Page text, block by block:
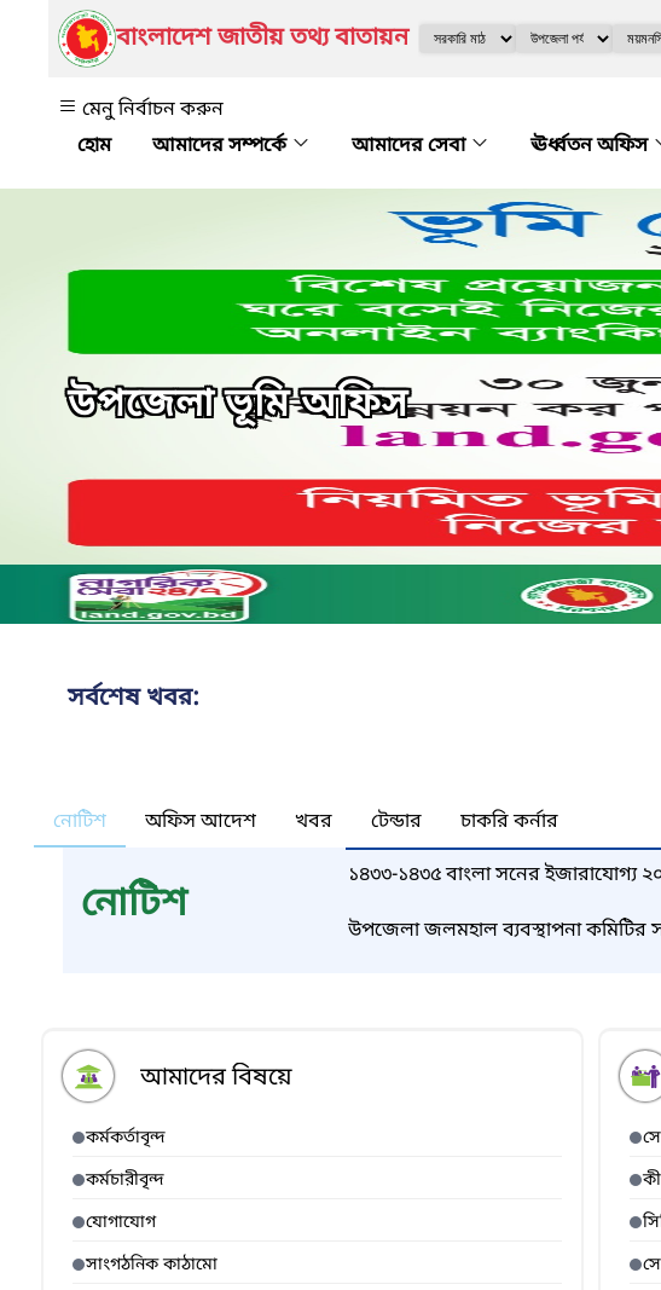
বাংলাদেশ জাতীয় তথ্য বাতায়ন
মেনু নির্বাচন করুন
আমাদের সম্পর্কে
আমাদের সেবা ঊর্ধ্বতন অফিস
উপজেলা ভূমি অফিস
সর্বশেষ খবর:
নোটিশ অফিস আদেশ খবর টেন্ডার চাকরি কর্নার
নোটিশ
১৪৩৩-১৪৩৫ বাংলা সনের ইজারাযোগ্য
উপজেলা জলমহাল ব্যবস্থাপনা কমিটির
আমাদের বিষয়ে
কর্মকর্তাবৃন্দ
কর্মচারীবৃন্দ
যোগাযোগ
সাংগঠনিক কাঠামো